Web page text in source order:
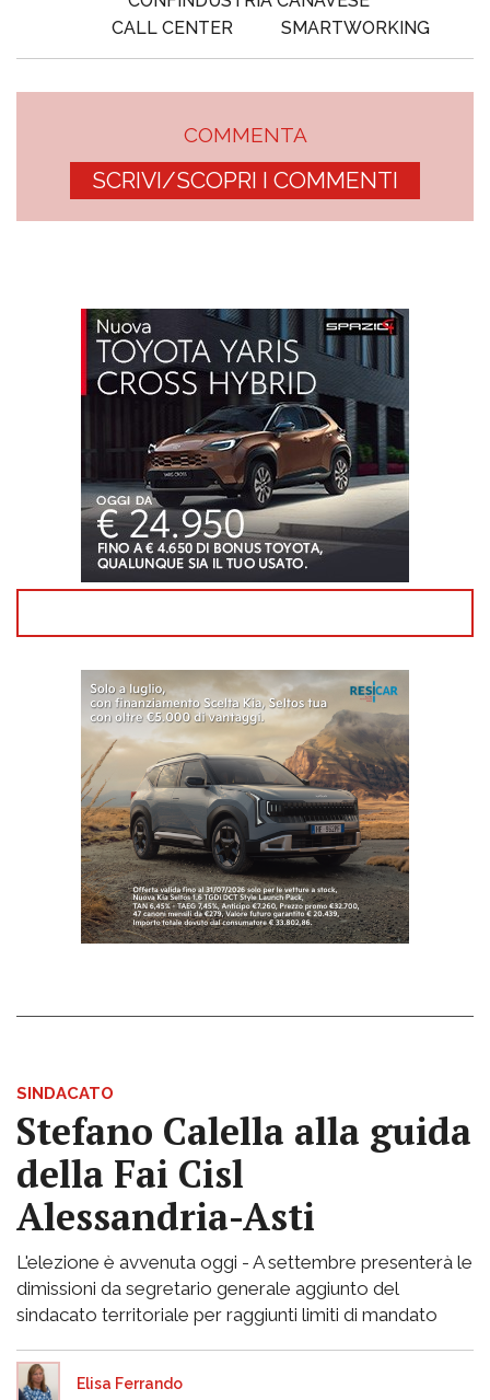
CALL CENTER
SMARTWORKING
COMMENTA
SCRIVI/SCOPRI I COMMENTI
SINDACATO
Stefano Calella alla guida
della Fai Cisl
Alessandria-Asti
L'elezione è avvenuta oggi - A settembre presenterà le
dimissioni da segretario generale aggiunto del
sindacato territoriale per raggiunti limiti di mandato
Elisa Ferrando